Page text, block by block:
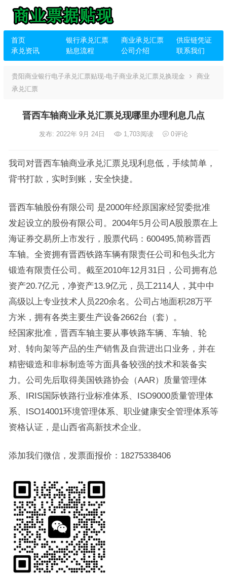
首页 银行承兑汇票 商业承兑汇票
供应链凭证
承兑资讯
贴息流程 公司介绍 联系我们
贵阳商业银行电子承兑汇票贴现-电子商业承兑汇票兑换现金
商业
承兑汇票
晋西车轴商业承兑汇票兑现哪里办理利息几点
发布: 2022年 9月 24日 1,703阅读 0评论
我司对晋西车轴商业承兑汇票兑现利息低，手续简单，
背书打款，实时到账，安全快捷。
晋西车轴股份有限公司 是2000年经原国家经贸委批准
发起设立的股份有限公司。2004年5月公司A股股票在上
海证券交易所上市发行，股票代码：600495,简称晋西
车轴。全资拥有晋西铁路车辆有限责任公司和包头北方
锻造有限责任公司。截至2010年12月31日，公司拥有总
资产20.7亿元，净资产13.9亿元，员工2114人，其中中
高级以上专业技术人员220余名。公司占地面积28万平
方米，拥有各类主要生产设备2662台（套）。
经国家批准，晋西车轴主要从事铁路车辆、车轴、轮
对、转向架等产品的生产销售及自营进出口业务，并在
精密锻造和非标制造等方面具备较强的技术和装备实
力。公司先后取得美国铁路协会（AAR）质量管理体
系、IRIS国际铁路行业标准体系、ISO9000质量管理体
系、ISO14001环境管理体系、职业健康安全管理体系等
资格认证，是山西省高新技术企业。
添加我们微信，发票面报价：18275338406